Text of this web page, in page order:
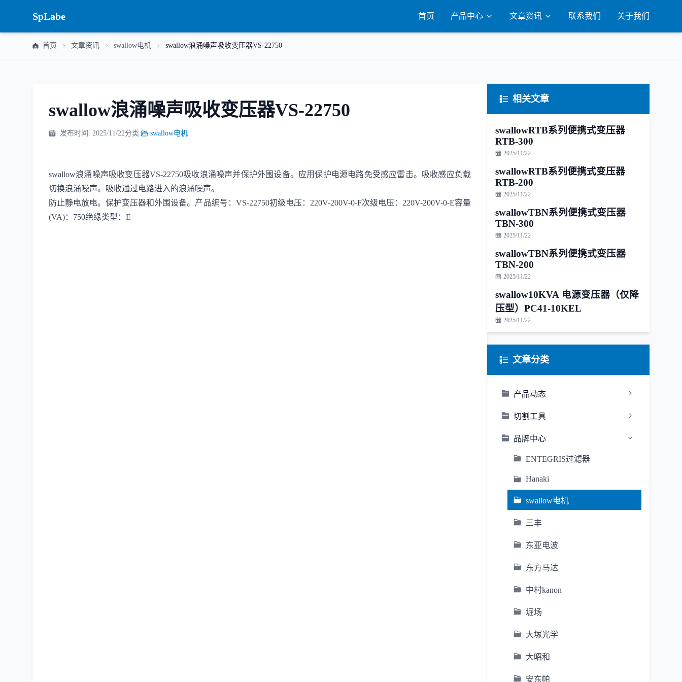
SpLabe 首页 产品中心 文章资讯 联系我们 关于我们
首页 文章资讯 swallow电机 swallow浪涌噪声吸收变压器VS-22750
swallow浪涌噪声吸收变压器VS-22750
发布时间: 2025/11/22分类: swallow电机
swallow浪涌噪声吸收变压器VS-22750吸收浪涌噪声并保护外围设备。应用保护电源电路免受感应雷击。吸收感应负载
切换浪涌噪声。吸收通过电路进入的浪涌噪声。
防止静电放电。保护变压器和外围设备。产品编号：VS-22750初级电压：220V-200V-0-F次级电压：220V-200V-0-E容量
(VA)：750绝缘类型：E
相关文章
swallowRTB系列便携式变压器
RTB-300
2025/11/22
swallowRTB系列便携式变压器
RTB-200
2025/11/22
swallowTBN系列便携式变压器
TBN-300
2025/11/22
swallowTBN系列便携式变压器
TBN-200
2025/11/22
swallow10KVA 电源变压器（仅降
压型）PC41-10KEL
2025/11/22
文章分类
产品动态
切割工具
品牌中心
ENTEGRIS过滤器
Hanaki
swallow电机
三丰
东亚电波
东方马达
中村kanon
堀场
大塚光学
大昭和
安东帕